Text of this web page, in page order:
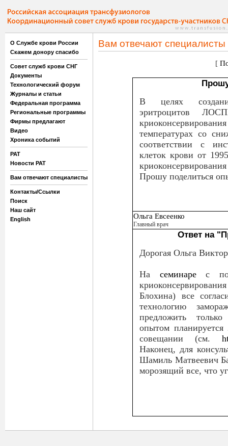
О Службе крови России
Скажем донору спасибо
Совет служб крови СНГ
Документы
Технологический форум
Журналы и статьи
Федеральная программа
Региональные программы
Фирмы предлагают
Видео
Хроника событий
РАТ
Новости РАТ
Вам отвечают специалисты
Контакты/Ссылки
Поиск
Наш сайт
English
Вам отвечают специалисты
[
В целях
эритроцитов
температурах со
соответствии с
клеток крови от
Прошу поделиться
Ольга Евсеенко
Главный врач
Ответ на
Дорогая Ольга
На семинарес
Блохина) все
технологию
предложить
опытом
совещании (см.
Наконец, для
Шамиль Матвеевич
морозящий все, что